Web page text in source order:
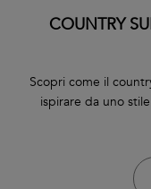
COUNTRY
Scopri come il
ispirare da uno